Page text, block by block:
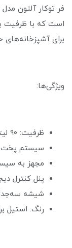
است که با ظرفیت
برای
ویژگی‌ها:
ظرفیت: ۹۰ لیتر
سیستم پخت
مجهز به
پنل کنترل
شیشه
رنگ: استیل